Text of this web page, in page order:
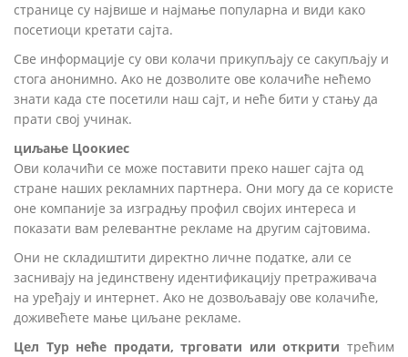
странице су највише и најмање популарна и види како
посетиоци кретати сајта.
Све информације су ови колачи прикупљају се сакупљају и
стога анонимно. Ако не дозволите ове колачиће нећемо
знати када сте посетили наш сајт, и неће бити у стању да
прати свој учинак.
циљање Цоокиес
Ови колачићи се може поставити преко нашег сајта од
стране наших рекламних партнера. Они могу да се користе
оне компаније за изградњу профил својих интереса и
показати вам релевантне рекламе на другим сајтовима.
Они не складиштити директно личне податке, али се
заснивају на јединствену идентификацију претраживача
на уређају и интернет. Ако не дозвољавају ове колачиће,
доживећете мање циљане рекламе.
Цел Тур неће продати, трговати или открити трећим